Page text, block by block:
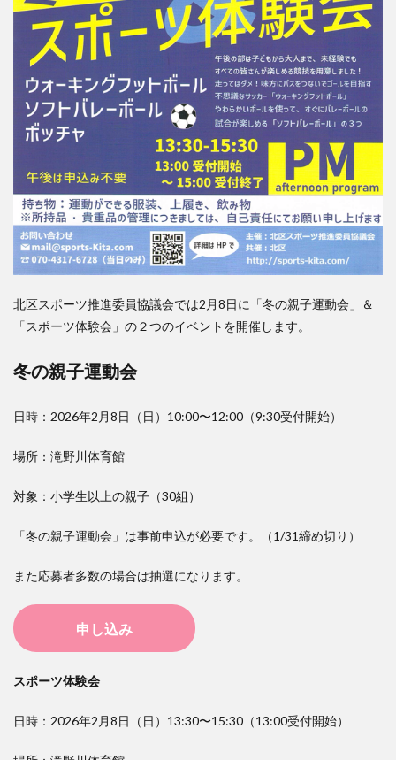
北区スポーツ推進委員協議会では2月8日に「冬の親子運動会」＆
「スポーツ体験会」の２つのイベントを開催します。
冬の親子運動会
日時：2026年2月8日（日）10:00〜12:00（9:30受付開始）
場所：滝野川体育館
対象：小学生以上の親子（30組）
「冬の親子運動会」は事前申込が必要です。（1/31締め切り）
また応募者多数の場合は抽選になります。
申し込み
スポーツ体験会
日時：2026年2月8日（日）13:30〜15:30（13:00受付開始）